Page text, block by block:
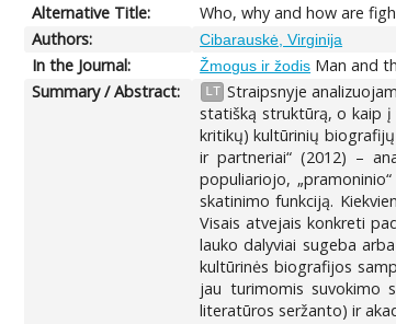
Alternative Title:
Who, why and how are
Authors:
Cibarauskė, Virginija
In the Journal: Žmogus ir žodis Man and
Summary / Abstract:
LT Straipsnyje
statišką struktūrą, o kaip
kritikų) kultūrinių
ir partneriai“ (2012) –
populiariojo,
skatinimo funkciją.
Visais atvejais konkreti
lauko dalyviai sugeba
kultūrinės biografijos
jau turimomis suvokimo
literatūros seržanto) ir